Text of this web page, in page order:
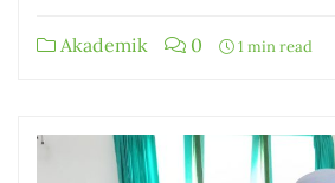
Akademik 0 1 min read